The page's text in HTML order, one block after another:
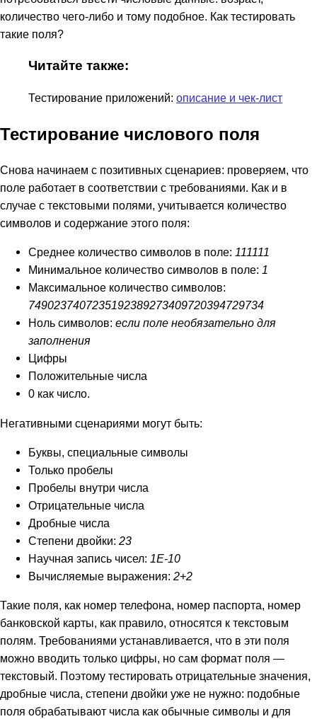
количество чего-либо и тому подобное. Как тестировать
такие поля?
Читайте также:
Тестирование приложений: описание и чек-лист
Тестирование числового поля
Снова начинаем с позитивных сценариев: проверяем, что
поле работает в соответствии с требованиями. Как и в
случае с текстовыми полями, учитывается количество
символов и содержание этого поля:
Среднее количество символов в поле: 111111
Минимальное количество символов в поле: 1
Максимальное количество символов:
7490237407235192389273409720394729734
Ноль символов: если поле необязательно для
заполнения
Цифры
Положительные числа
0 как число.
Негативными сценариями могут быть:
Буквы, специальные символы
Только пробелы
Пробелы внутри числа
Отрицательные числа
Дробные числа
Степени двойки: 23
Научная запись чисел: 1Е-10
Вычисляемые выражения: 2+2
Такие поля, как номер телефона, номер паспорта, номер
банковской карты, как правило, относятся к текстовым
полям. Требованиями устанавливается, что в эти поля
можно вводить только цифры, но сам формат поля —
текстовый. Поэтому тестировать отрицательные значения,
дробные числа, степени двойки уже не нужно: подобные
поля обрабатывают числа как обычные символы и для